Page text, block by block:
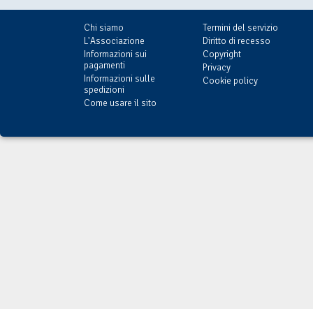
Chi siamo
L'Associazione
Informazioni sui
pagamenti
Informazioni sulle
spedizioni
Come usare il sito
Termini del servizio
Diritto di recesso
Copyright
Privacy
Cookie policy